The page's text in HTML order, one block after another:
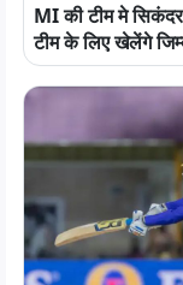
MI की टीम मे सिकंदर
टीम के लिए खेलेंगे